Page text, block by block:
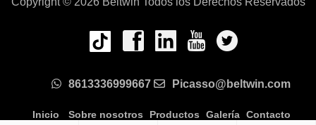
8613336999667 Picasso@beltwin.com
Inicio Sobre nosotros Productos Galería Contacto